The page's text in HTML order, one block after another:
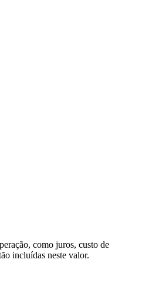
como juros, custo de
incluídas neste valor.